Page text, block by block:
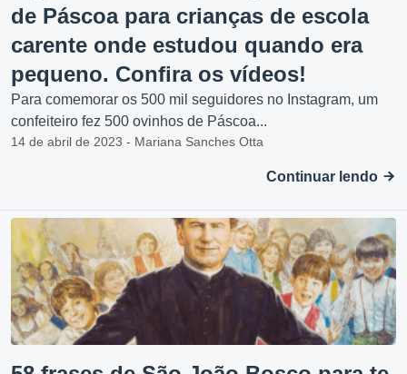
de Páscoa para crianças de escola
carente onde estudou quando era
pequeno. Confira os vídeos!
Para comemorar os 500 mil seguidores no Instagram, um
confeiteiro fez 500 ovinhos de Páscoa...
14 de abril de 2023 - Mariana Sanches Otta
Continuar lendo